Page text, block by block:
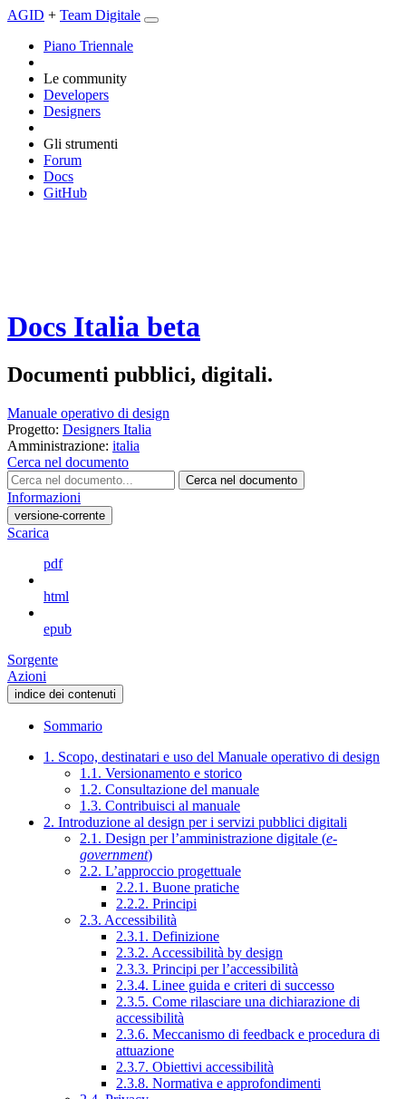
AGID + Team Digitale
Piano Triennale
Le community
Developers
Designers
Gli strumenti
Forum
Docs
GitHub
Docs Italia beta
Documenti pubblici, digitali.
Manuale operativo di design
Progetto: Designers Italia
Amministrazione: italia
Cerca nel documento
Cerca nel documento
Informazioni
versione-corrente
Scarica
pdf
html
epub
Sorgente
Azioni
indice dei contenuti
Sommario
1. Scopo, destinatari e uso del Manuale operativo di design
1.1. Versionamento e storico
1.2. Consultazione del manuale
1.3. Contribuisci al manuale
2. Introduzione al design per i servizi pubblici digitali
2.1. Design per l’amministrazione digitale (e-
government)
2.2. L’approccio progettuale
2.2.1. Buone pratiche
2.2.2. Principi
2.3. Accessibilità
2.3.1. Definizione
2.3.2. Accessibilità by design
2.3.3. Principi per l’accessibilità
2.3.4. Linee guida e criteri di successo
2.3.5. Come rilasciare una dichiarazione di
accessibilità
2.3.6. Meccanismo di feedback e procedura di
attuazione
2.3.7. Obiettivi accessibilità
2.3.8. Normativa e approfondimenti